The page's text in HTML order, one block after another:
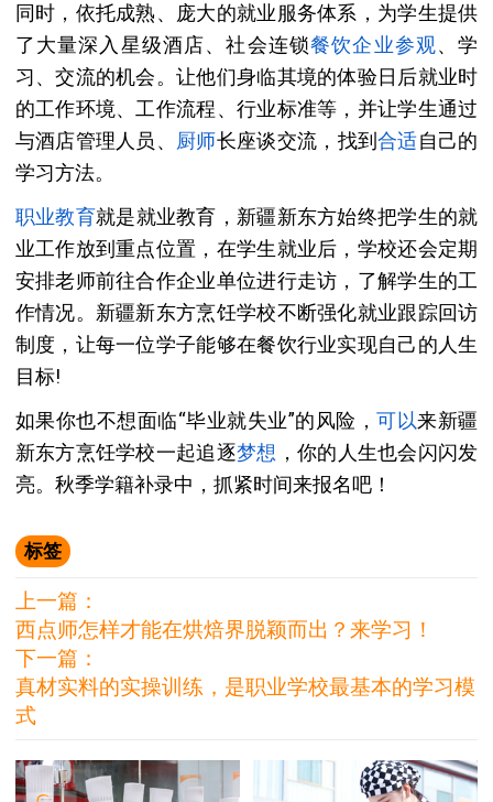
同时，依托成熟、庞大的就业服务体系，为学生提供
了大量深入星级酒店、社会连锁餐饮企业参观、学
习、交流的机会。让他们身临其境的体验日后就业时
的工作环境、工作流程、行业标准等，并让学生通过
与酒店管理人员、 厨师长座谈交流，找到合适自己的
学习方法。
职业教育就是就业教育，新疆新东方始终把学生的就
业工作放到重点位置，在学生就业后，学校还会定期
安排老师前往合作企业单位进行走访，了解学生的工
作情况。新疆新东方烹饪学校不断强化就业跟踪回访
制度，让每一位学子能够在餐饮行业实现自己的人生
目标!
如果你也不想面临“毕业就失业”的风险，可以来新疆
新东方烹饪学校一起追逐梦想 ，你的人生也会闪闪发
亮。秋季学籍补录中，抓紧时间来报名吧！
标签
上一篇：
西点师怎样才能在烘焙界脱颖而出？来学习！
下一篇：
真材实料的实操训练，是职业学校最基本的学习模
式